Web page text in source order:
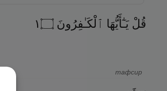
قُلْ يَـٰٓأَيُّهَا ٱلْكَـٰفِرُونَ ۝١
тафсир